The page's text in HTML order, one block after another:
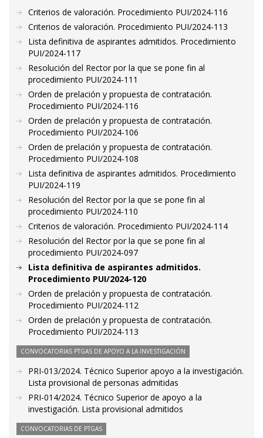
Criterios de valoración. Procedimiento PUI/2024-116
Criterios de valoración. Procedimiento PUI/2024-113
Lista definitiva de aspirantes admitidos. Procedimiento
PUI/2024-117
Resolución del Rector por la que se pone fin al
procedimiento PUI/2024-111
Orden de prelación y propuesta de contratación.
Procedimiento PUI/2024-116
Orden de prelación y propuesta de contratación.
Procedimiento PUI/2024-106
Orden de prelación y propuesta de contratación.
Procedimiento PUI/2024-108
Lista definitiva de aspirantes admitidos. Procedimiento
PUI/2024-119
Resolución del Rector por la que se pone fin al
procedimiento PUI/2024-110
Criterios de valoración. Procedimiento PUI/2024-114
Resolución del Rector por la que se pone fin al
procedimiento PUI/2024-097
Lista definitiva de aspirantes admitidos.
Procedimiento PUI/2024-120
Orden de prelación y propuesta de contratación.
Procedimiento PUI/2024-112
Orden de prelación y propuesta de contratación.
Procedimiento PUI/2024-113
CONVOCATORIAS PTGAS DE APOYO A LA INVESTIGACIÓN
PRI-013/2024. Técnico Superior apoyo a la investigación.
Lista provisional de personas admitidas
PRI-014/2024. Técnico Superior de apoyo a la
investigación. Lista provisional admitidos
CONVOCATORIAS DE PTGAS